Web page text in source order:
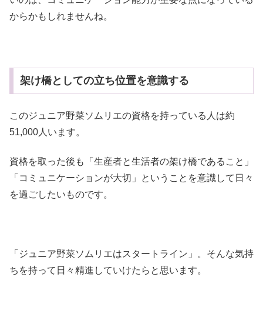
からかもしれませんね。
架け橋としての立ち位置を意識する
このジュニア野菜ソムリエの資格を持っている人は約
51,000人います。
資格を取った後も「生産者と生活者の架け橋であること」
「コミュニケーションが大切」ということを意識して日々
を過ごしたいものです。
「ジュニア野菜ソムリエはスタートライン」。そんな気持
ちを持って日々精進していけたらと思います。